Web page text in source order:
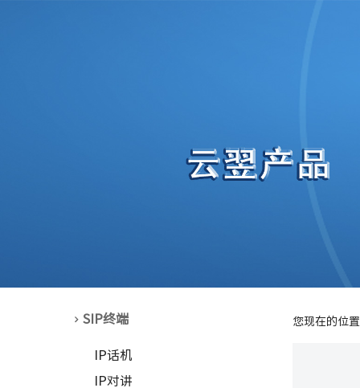
SIP终端
IP话机
IP对讲
您现在的位